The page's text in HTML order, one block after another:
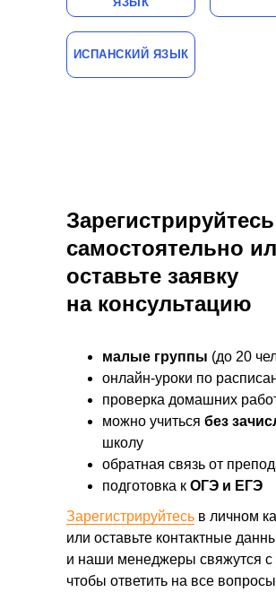
ИСПАНСКИЙ ЯЗЫК
Зарегистрируйтесь
самостоятельно
оставьте заявку
на консультацию
малые группы (до 20
онлайн-уроки по
проверка домашних
можно учиться без
школу
обратная связь от
подготовка к ОГЭ и ЕГЭ
Зарегистрируйтесь в личном
или оставьте контактные
и наши менеджеры свяжутся с
чтобы ответить на все